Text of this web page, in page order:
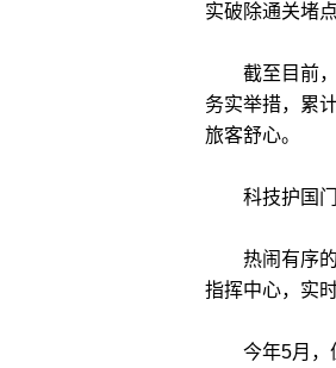
实破除通关堵点
截至目前，
务实举措，累
旅客舒心。
科技护国门
热闹有序的
指挥中心，实
今年5月，值